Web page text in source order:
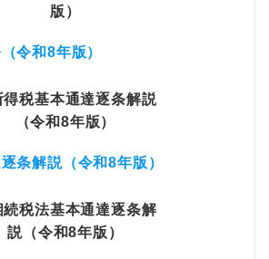
令和8年版）
条解説（令和8年版）